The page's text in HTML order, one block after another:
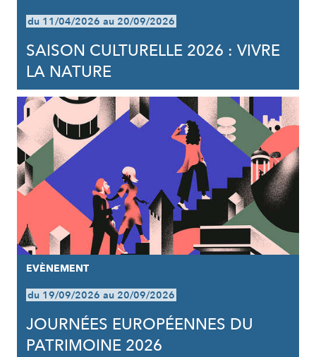
du 11/04/2026 au 20/09/2026
SAISON CULTURELLE 2026 : VIVRE
LA NATURE
EVÈNEMENT
du 19/09/2026 au 20/09/2026
JOURNÉES EUROPÉENNES DU
PATRIMOINE 2026